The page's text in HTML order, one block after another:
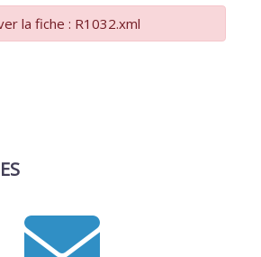
la fiche : R1032.xml